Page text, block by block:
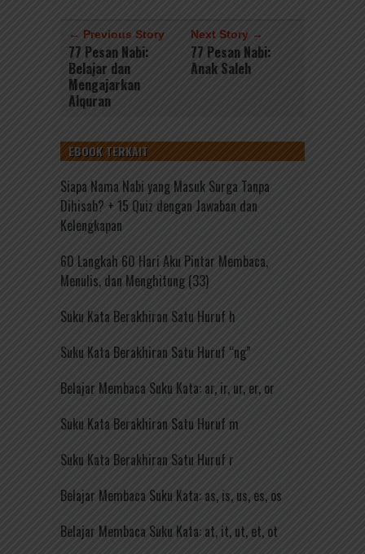
← Previous Story
77 Pesan Nabi:
Belajar dan
Mengajarkan
Alquran
Next Story →
77 Pesan Nabi:
Anak Saleh
EBOOK TERKAIT
Siapa Nama Nabi yang Masuk Surga Tanpa
Dihisab? + 15 Quiz dengan Jawaban dan
Kelengkapan
60 Langkah 60 Hari Aku Pintar Membaca,
Menulis, dan Menghitung (33)
Suku Kata Berakhiran Satu Huruf h
Suku Kata Berakhiran Satu Huruf “ng”
Belajar Membaca Suku Kata: ar, ir, ur, er, or
Suku Kata Berakhiran Satu Huruf m
Suku Kata Berakhiran Satu Huruf r
Belajar Membaca Suku Kata: as, is, us, es, os
Belajar Membaca Suku Kata: at, it, ut, et, ot